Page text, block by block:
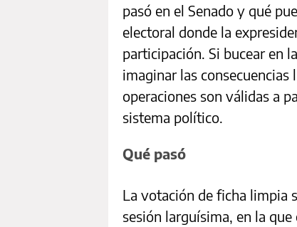
pasó en el Senado y qué
electoral donde la
participación. Si bucear en
imaginar las
operaciones son válidas a
sistema político.
Qué pasó
La votación de ficha limpia
sesión larguísima, en la